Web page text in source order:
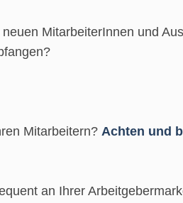
MitarbeiterInnen und
Mitarbeitern? Achten und
an Ihrer